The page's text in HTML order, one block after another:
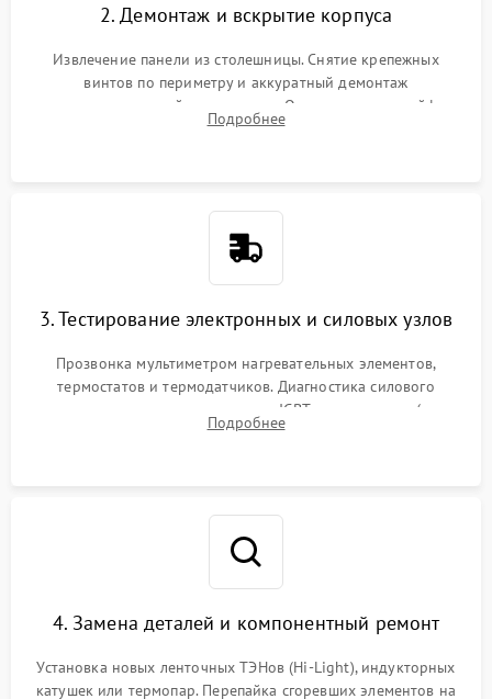
2. Демонтаж и вскрытие корпуса
Извлечение панели из столешницы. Снятие крепежных
винтов по периметру и аккуратный демонтаж
стеклокерамической поверхности. Отсоединение шлейфов
сенсорного блока для доступа к силовым платам, катушкам
Подробнее
3. Тестирование электронных и силовых узлов
Прозвонка мультиметром нагревательных элементов,
термостатов и термодатчиков. Диагностика силового
модуля, реле, диодных мостов и IGBT-транзисторов (для
индукции). Проверка кранов и газ-контроля (для газовых
Подробнее
4. Замена деталей и компонентный ремонт
Установка новых ленточных ТЭНов (Hi-Light), индукторных
катушек или термопар. Перепайка сгоревших элементов на